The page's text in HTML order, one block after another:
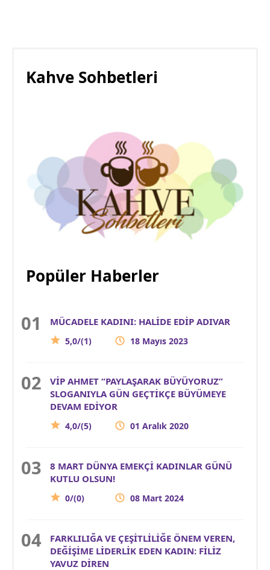
Kahve Sohbetleri
Popüler Haberler
MÜCADELE KADINI: HALİDE EDİP ADIVAR
5,0/(1) 18 Mayıs 2023
VİP AHMET “PAYLAŞARAK BÜYÜYORUZ”
SLOGANIYLA GÜN GEÇTİKÇE BÜYÜMEYE
DEVAM EDİYOR
4,0/(5) 01 Aralık 2020
8 MART DÜNYA EMEKÇİ KADINLAR GÜNÜ
KUTLU OLSUN!
0/(0) 08 Mart 2024
FARKLILIĞA VE ÇEŞİTLİLİĞE ÖNEM VEREN,
DEĞİŞİME LİDERLİK EDEN KADIN: FİLİZ
YAVUZ DİREN